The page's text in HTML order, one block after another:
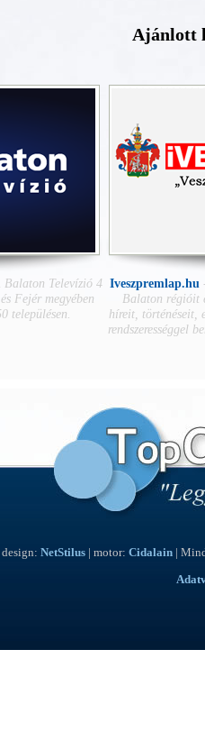
Ajánlott
Televízió 4
Fejér megyében
településen.
Iveszpremlap.hu
Balaton régióit
híreit, történéseit,
rendszerességgel
design: NetStilus | motor: Cidalain |